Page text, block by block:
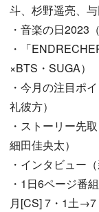
斗、杉野遥亮、与
・音楽の日2023
・「
×BTS・SUGA）
・今月の注目ポ
礼彼方）
・ストーリー先
細田佳央太）
・インタビュー
・1日6ページ番
月[CS] 7・1土→7